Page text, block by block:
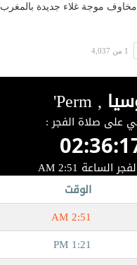
مخاوف موجة غلاء جديدة بالمغرب
1 من 4,037